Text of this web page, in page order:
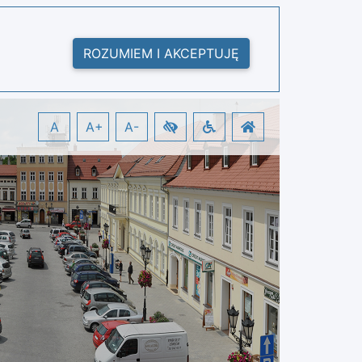
ROZUMIEM I AKCEPTUJĘ
A A+ A-